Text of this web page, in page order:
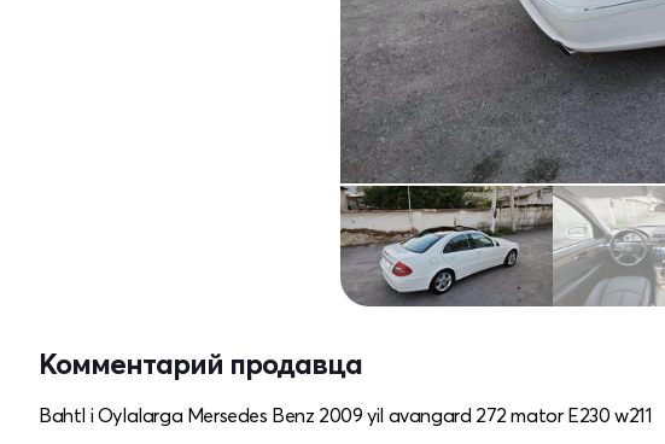
Комментарий продавца
Bahtl i Oylalarga Mersedes Benz 2009 yil avangard 272 mator E230 w211